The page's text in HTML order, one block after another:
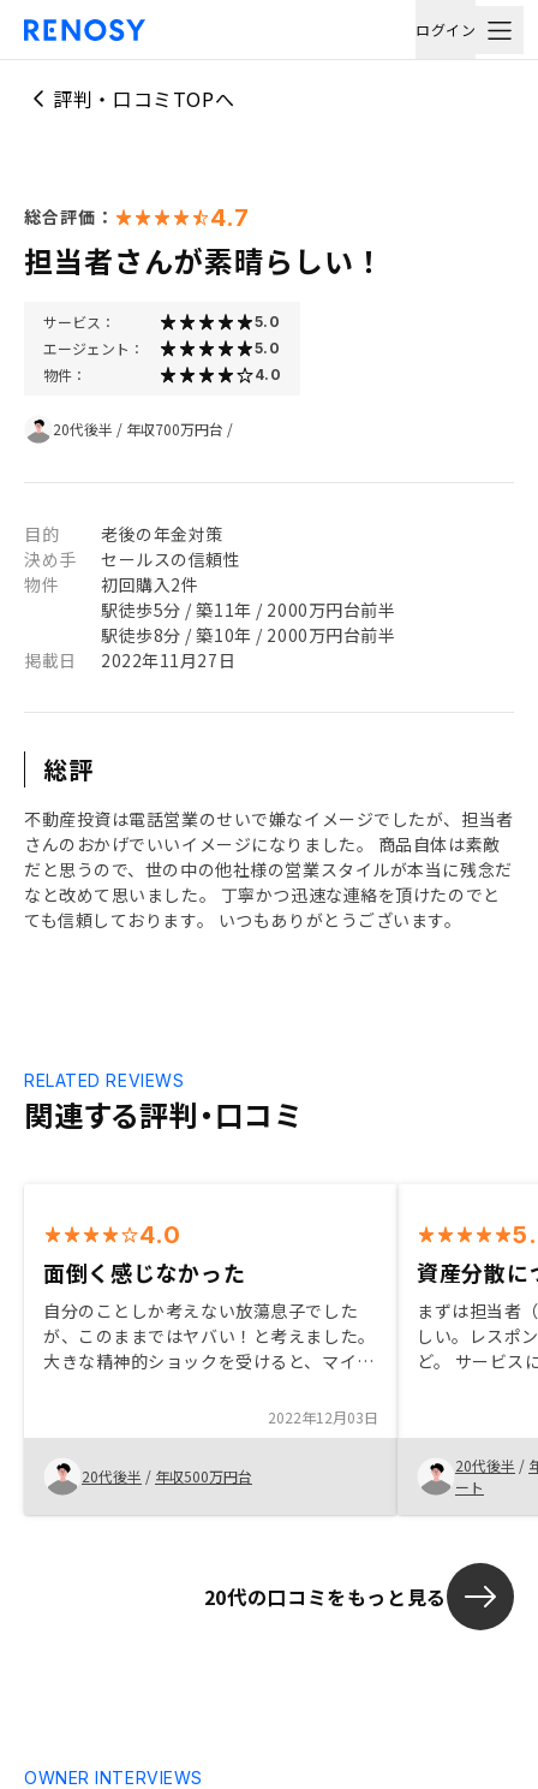
ログイン
評判・口コミTOPへ
総合評価： 4.7
担当者さんが素晴らしい！
サービス： 5.0
エージェント： 5.0
物件： 4.0
20代後半 / 年収700万円台 /
目的
老後の年金対策
決め手
セールスの信頼性
物件
初回購入2件
駅徒歩5分 / 築11年 / 2000万円台前半
駅徒歩8分 / 築10年 / 2000万円台前半
掲載日
2022年11月27日
総評
不動産投資は電話営業のせいで嫌なイメージでしたが、担当者
さんのおかげでいいイメージになりました。 商品自体は素敵
だと思うので、世の中の他社様の営業スタイルが本当に残念だ
なと改めて思いました。 丁寧かつ迅速な連絡を頂けたのでと
ても信頼しております。 いつもありがとうございます。
関連する評判・口コミ
RELATED REVIEWS
4.0
面倒く感じなかった
自分のことしか考えない放蕩息子でした
が、このままではヤバい！と考えました。
大きな精神的ショックを受けると、マイン
進めてくれたのでよかったです。不動産投
資は節税にもなりますし、いいと思いまし
た。
2022年12月03日
20代後半 / 年収500万円台
資産分散に
まずは担当者
しい。レスポ
ど。 サービス
きました。
20代後半 /
ート
20代の口コミをもっと見る
OWNER INTERVIEWS